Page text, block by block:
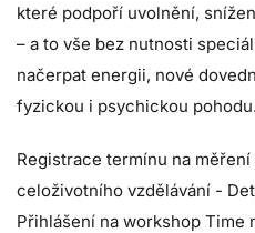
které podpoří uvolnění,
– a to vše bez nutnosti
načerpat energii, nové
fyzickou i psychickou pohodu.
Registrace termínu na
celoživotního vzdělávání -
Přihlášení na workshop Time